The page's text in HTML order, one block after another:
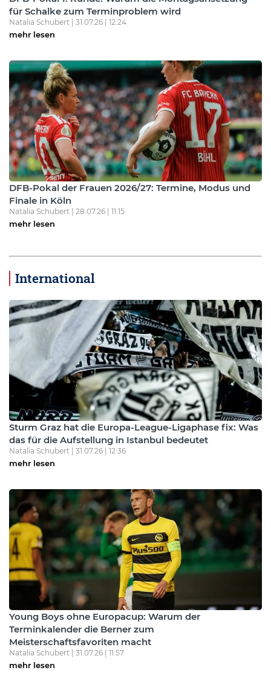
für Schalke zum Terminproblem wird
Natalia Schubert | 31.07.26 | 12:24
mehr lesen
DFB-Pokal der Frauen 2026/27: Termine, Modus und
Finale in Köln
Natalia Schubert | 28.07.26 | 11:15
mehr lesen
International
Sturm Graz hat die Europa-League-Ligaphase fix: Was
das für die Aufstellung in Istanbul bedeutet
Natalia Schubert | 31.07.26 | 12:36
mehr lesen
Young Boys ohne Europacup: Warum der
Terminkalender die Berner zum
Meisterschaftsfavoriten macht
Natalia Schubert | 31.07.26 | 11:57
mehr lesen